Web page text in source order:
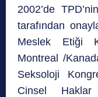
2002’de
tarafından
Meslek Etiği
Montreal /
Seksoloji
Cinsel Haklar